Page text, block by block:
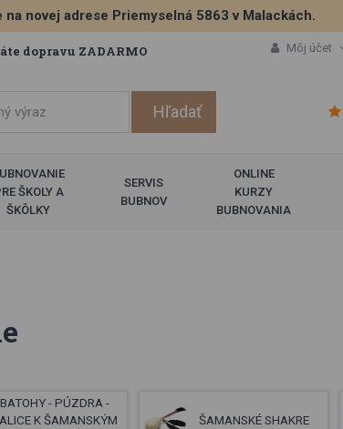
novej adrese Priemyselná 5863 v Malackách.
dopravu ZADARMO Môj účet
ŠKOLY A
ŠKÔLKY
SERVIS
BUBNOV
ONLINE
KURZY
BUBNOVANIA
BATOHY - PÚZDRA -
K ŠAMANSKÝM
ŠAMANSKÉ SHAKRE